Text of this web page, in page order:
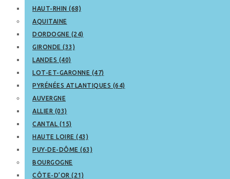
HAUT-RHIN (68)
AQUITAINE
DORDOGNE (24)
GIRONDE (33)
LANDES (40)
LOT-ET-GARONNE (47)
PYRÉNÉES ATLANTIQUES (64)
AUVERGNE
ALLIER (03)
CANTAL (15)
HAUTE LOIRE (43)
PUY-DE-DÔME (63)
BOURGOGNE
CÔTE-D’OR (21)